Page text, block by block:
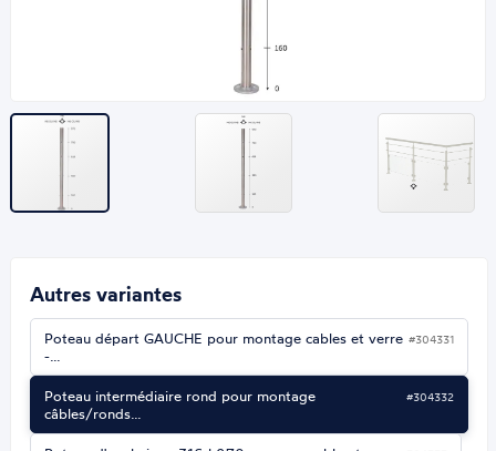
Autres variantes
Poteau départ GAUCHE pour montage cables et verre
-…
#304331
Poteau intermédiaire rond pour montage
câbles/ronds…
#304332